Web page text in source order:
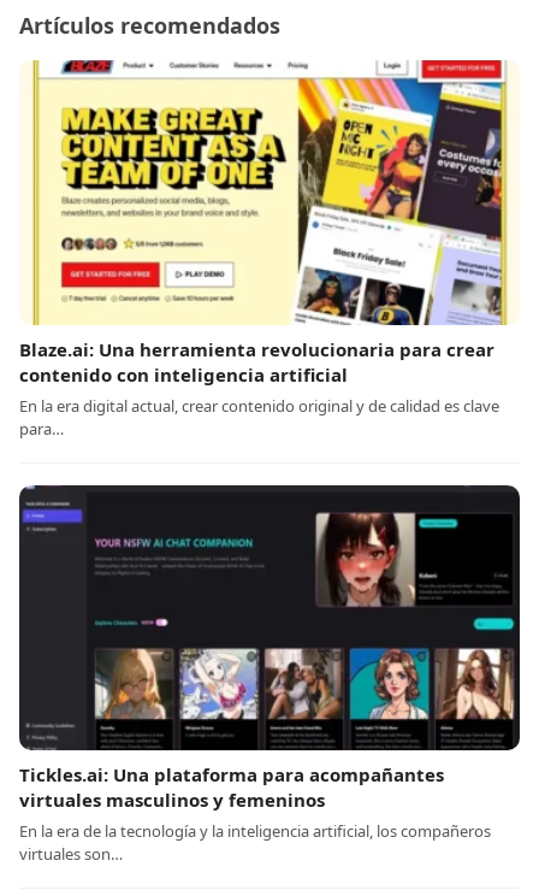
Artículos recomendados
Blaze.ai: Una herramienta revolucionaria para crear
contenido con inteligencia artificial
En la era digital actual, crear contenido original y de calidad es clave
para…
Tickles.ai: Una plataforma para acompañantes
virtuales masculinos y femeninos
En la era de la tecnología y la inteligencia artificial, los compañeros
virtuales son…